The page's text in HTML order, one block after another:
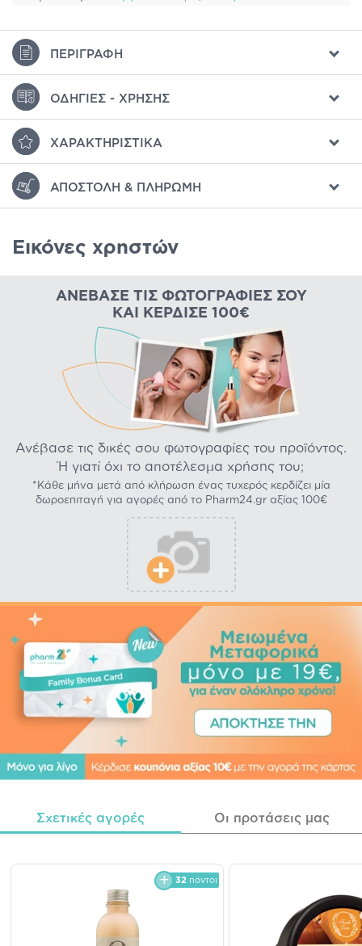
ΠΕΡΙΓΡΑΦΉ
ΟΔΗΓΊΕΣ - ΧΡΉΣΗΣ
ΧΑΡΑΚΤΗΡΙΣΤΙΚΆ
ΑΠΟΣΤΟΛΉ & ΠΛΗΡΩΜΉ
Εικόνες χρηστών
ΑΝΈΒΑΣΕ ΤΙΣ ΦΩΤΟΓΡΑΦΊΕΣ ΣΟΥ
ΚΑΙ ΚΈΡΔΙΣΕ 100€
Ανέβασε τις δικές σου φωτογραφίες του προϊόντος.
Ή γιατί όχι το αποτέλεσμα χρήσης του;
*Κάθε μήνα μετά από κλήρωση ένας τυχερός κερδίζει μία
δωροεπιταγή για αγορές από το Pharm24.gr αξίας 100€
Σχετικές αγορές Οι προτάσεις μας
32 πόντοι